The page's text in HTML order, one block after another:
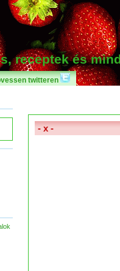
receptek és
twitteren
- x -